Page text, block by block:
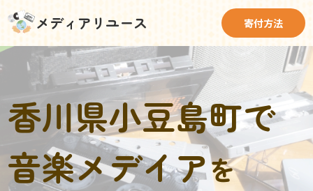
メディアリユース 寄付方法
香川県小豆島町で
音楽メデイアを